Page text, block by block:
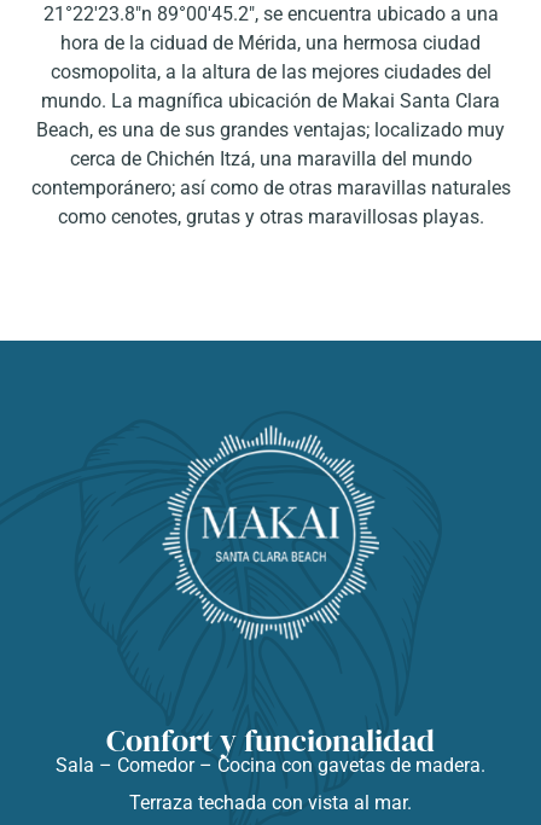
21°22'23.8"n 89°00'45.2", se encuentra ubicado a una
hora de la ciduad de Mérida, una hermosa ciudad
cosmopolita, a la altura de las mejores ciudades del
mundo. La magnífica ubicación de Makai Santa Clara
Beach, es una de sus grandes ventajas; localizado muy
cerca de Chichén Itzá, una maravilla del mundo
contemporánero; así como de otras maravillas naturales
como cenotes, grutas y otras maravillosas playas.
Confort y funcionalidad
Sala – Comedor – Cocina con gavetas de madera.
Terraza techada con vista al mar.